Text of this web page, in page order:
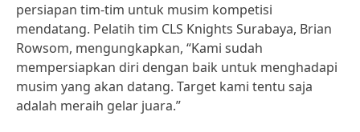
persiapan tim-tim untuk musim kompetisi
mendatang. Pelatih tim CLS Knights Surabaya, Brian
Rowsom, mengungkapkan, “Kami sudah
mempersiapkan diri dengan baik untuk menghadapi
musim yang akan datang. Target kami tentu saja
adalah meraih gelar juara.”